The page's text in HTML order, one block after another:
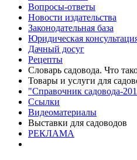
Вопросы-ответы
Новости издательства
Законодательная база
Юридическая
Дачный досуг
Рецепты
Словарь садовода. Что
Товары и услуги для
"Справочник садовода-
Ссылки
Видеоматериалы
Выставки для садоводов
РЕКЛАМА